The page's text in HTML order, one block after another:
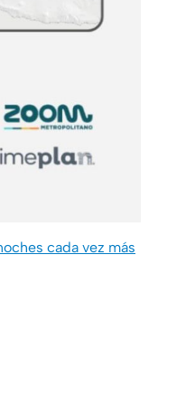
cada vez más